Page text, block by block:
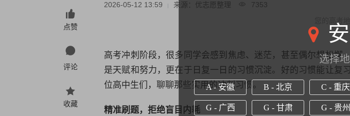
点赞
评论
收藏
2026-05-12 13:59 | 来源：优志愿整理 7353
高考冲刺阶段，很多同学会感到焦虑、迷茫，甚至偶尔想松懈
是天赋和努力，更在于日复一日的习惯沉淀。好的习惯能让复
位高中生们，聊聊那些实用的冲刺习惯。
精准刷题，拒绝盲目内耗
您的高考地
选择
A - 安徽 B - 北京 C - 重庆
G - 广西 G - 甘肃 G - 贵州